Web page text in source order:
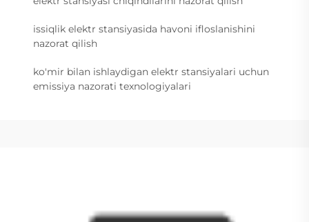
issiqlik elektr stansiyasida havoni ifloslanishini
nazorat qilish
ko'mir bilan ishlaydigan elektr stansiyalari uchun
emissiya nazorati texnologiyalari